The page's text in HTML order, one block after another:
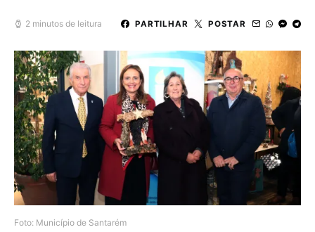
2 minutos de leitura PARTILHAR POSTAR
Foto: Município de Santarém